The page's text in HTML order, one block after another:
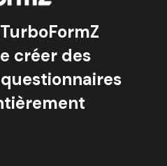
créer des